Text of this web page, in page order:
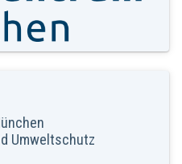
Umweltschutz